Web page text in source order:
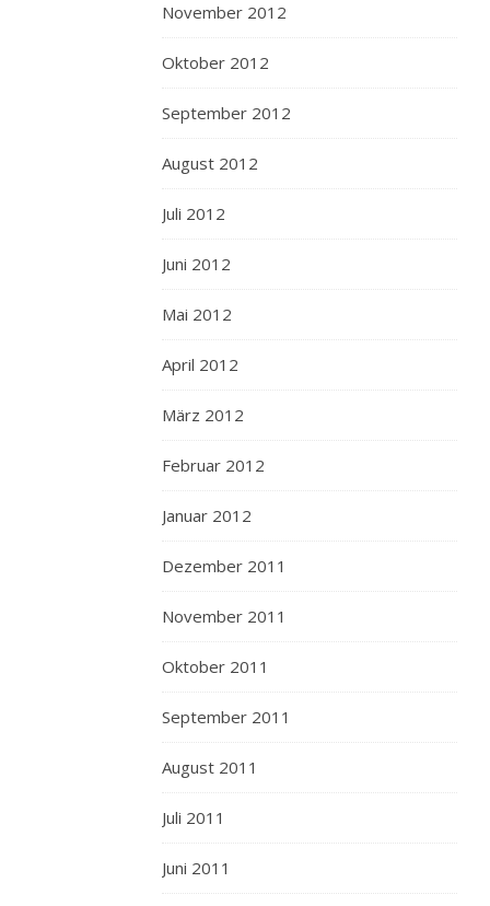
November 2012
Oktober 2012
September 2012
August 2012
Juli 2012
Juni 2012
Mai 2012
April 2012
März 2012
Februar 2012
Januar 2012
Dezember 2011
November 2011
Oktober 2011
September 2011
August 2011
Juli 2011
Juni 2011